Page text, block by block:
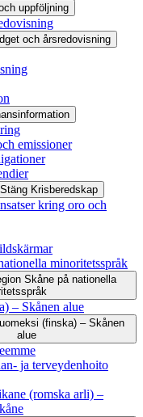
uppföljning
och årsredovisning
emissioner
Stäng Krisberedskap
kring oro och
minoritetsspråk
Skåne på nationella
– Skånen alue
(finska) – Skånen
alue
ja terveydenhoito
(romska arli) –